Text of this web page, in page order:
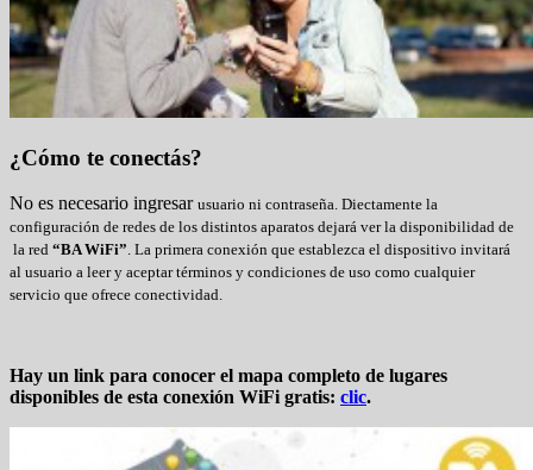
¿Cómo te conectás?
No es necesario ingresar usuario ni contraseña. Diectamente la
configuración de redes de los distintos aparatos dejará ver la disponibilidad de
la red “BA WiFi”. La primera conexión que establezca el dispositivo invitará
al usuario a leer y aceptar términos y condiciones de uso como cualquier
servicio que ofrece conectividad.
Hay un link para conocer el mapa completo de lugares
disponibles de esta conexión WiFi gratis: clic.